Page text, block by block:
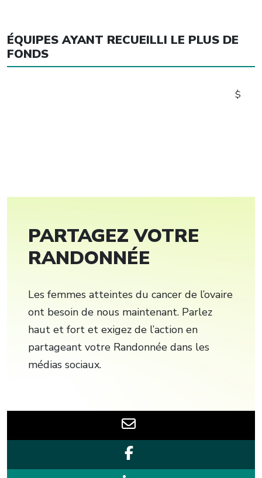
ÉQUIPES AYANT RECUEILLI LE PLUS DE
FONDS
$
PARTAGEZ VOTRE
RANDONNÉE
Les femmes atteintes du cancer de l’ovaire
ont besoin de nous maintenant. Parlez
haut et fort et exigez de l’action en
partageant votre Randonnée dans les
médias sociaux.